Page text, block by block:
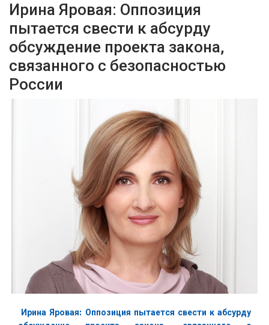
Ирина Яровая: Оппозиция
пытается свести к абсурду
обсуждение проекта закона,
связанного с безопасностью
России
Ирина Яровая: Оппозиция пытается свести к абсурду